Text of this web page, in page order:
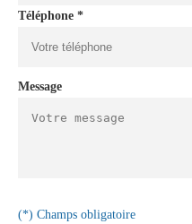
Téléphone *
Message
(*) Champs obligatoire